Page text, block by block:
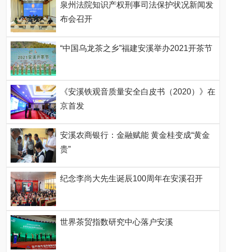
泉州法院知识产权刑事司法保护状况新闻发
布会召开
“中国乌龙茶之乡”福建安溪举办2021开茶节
《安溪铁观音质量安全白皮书（2020）》在
京首发
安溪农商银行：金融赋能 黄金桂变成“黄金
贵”
纪念李尚大先生诞辰100周年在安溪召开
世界茶贸指数研究中心落户安溪